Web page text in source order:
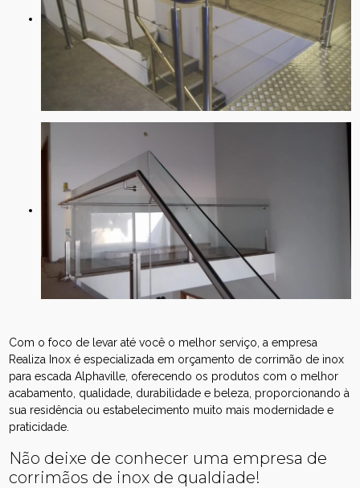
Com o foco de levar até você o melhor serviço, a empresa
Realiza Inox é especializada em orçamento de corrimão de inox
para escada Alphaville, oferecendo os produtos com o melhor
acabamento, qualidade, durabilidade e beleza, proporcionando à
sua residência ou estabelecimento muito mais modernidade e
praticidade.
Não deixe de conhecer uma empresa de
corrimãos de inox de qualdiade!